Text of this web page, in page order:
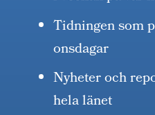
Tidningen som
onsdagar
Nyheter och
hela länet